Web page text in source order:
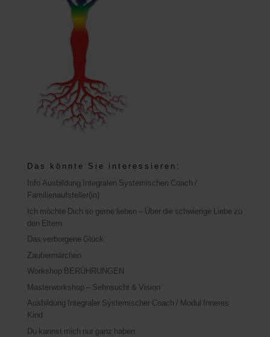
Das könnte Sie interessieren:
Info Ausbildung Integralen Systemischen Coach /
Familienaufsteller(in)
Ich möchte Dich so gerne lieben – Über die schwierige Liebe zu
den Eltern
Das verborgene Glück
Zaubermärchen
Workshop BERÜHRUNGEN
Masterworkshop – Sehnsucht & Vision
Ausbildung Integraler Systemischer Coach / Modul Inneres
Kind
Du kannst mich nur ganz haben